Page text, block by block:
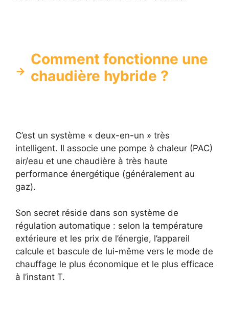
Comment fonctionne une
chaudière hybride ?
C’est un système « deux-en-un » très
intelligent. Il associe une pompe à chaleur (PAC)
air/eau et une chaudière à très haute
performance énergétique (généralement au
gaz).
Son secret réside dans son système de
régulation automatique : selon la température
extérieure et les prix de l’énergie, l’appareil
calcule et bascule de lui-même vers le mode de
chauffage le plus économique et le plus efficace
à l’instant T.